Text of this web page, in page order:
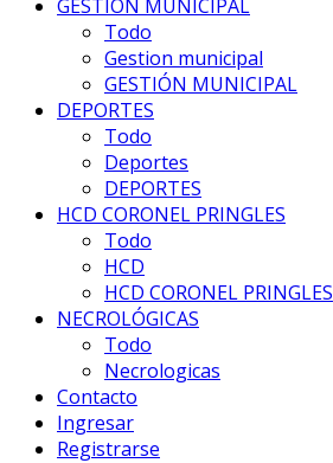
GESTIÓN MUNICIPAL
Todo
Gestion municipal
GESTIÓN MUNICIPAL
DEPORTES
Todo
Deportes
DEPORTES
HCD CORONEL PRINGLES
Todo
HCD
HCD CORONEL PRINGLES
NECROLÓGICAS
Todo
Necrologicas
Contacto
Ingresar
Registrarse